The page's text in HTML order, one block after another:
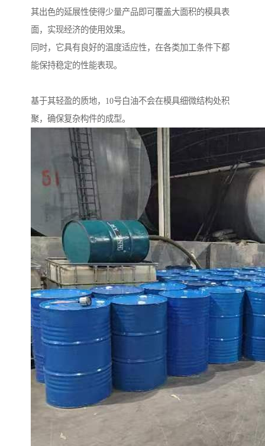
其出色的延展性使得少量产品即可覆盖大面积的模具表
面，实现经济的使用效果。
同时，它具有良好的温度适应性，在各类加工条件下都
能保持稳定的性能表现。
基于其轻盈的质地，10号白油不会在模具细微结构处积
聚，确保复杂构件的成型。